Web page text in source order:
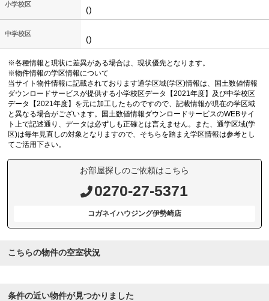
小学校区
()
中学校区
()
※各種情報と現状に差異がある場合は、現状優先となります。
※物件情報の学区情報について
当サイト物件情報に記載されております通学区域(学区)情報は、国土数値情報
ダウンロードサービスが提供する小学校区データ【2021年度】及び中学校区
データ【2021年度】を元に加工したものですので、記載情報が現在の学区域
と異なる場合がございます。国土数値情報ダウンロードサービスのWEBサイ
ト上で記述通り、データは必ずしも正確とは言えません。また、通学区域(学
区)は毎年見直しの対象となりますので、そちらを踏まえ学区情報は参考とし
てご活用下さい。
お部屋探しのご依頼はこちら
0270-27-5371
コガネイハウジング伊勢崎店
こちらの物件の空室状況
条件の近い物件が見つかりました